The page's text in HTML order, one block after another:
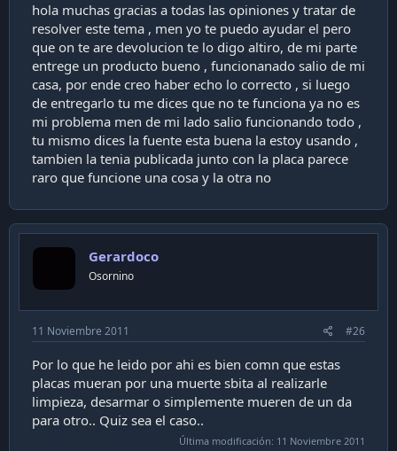
hola muchas gracias a todas las opiniones y tratar de
resolver este tema , men yo te puedo ayudar el pero
que on te are devolucion te lo digo altiro, de mi parte
entrege un producto bueno , funcionanado salio de mi
casa, por ende creo haber echo lo correcto , si luego
de entregarlo tu me dices que no te funciona ya no es
mi problema men de mi lado salio funcionando todo ,
tu mismo dices la fuente esta buena la estoy usando ,
tambien la tenia publicada junto con la placa parece
raro que funcione una cosa y la otra no
Gerardoco
Osornino
11 Noviembre 2011 #26
Por lo que he leido por ahi es bien comn que estas
placas mueran por una muerte sbita al realizarle
limpieza, desarmar o simplemente mueren de un da
para otro.. Quiz sea el caso..
Última modificación: 11 Noviembre 2011